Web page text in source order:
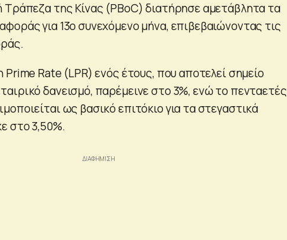
Τράπεζα της Κίνας (PBoC) διατήρησε αμετάβλητα τα
για 13ο συνεχόμενο μήνα, επιβεβαιώνοντας τις
Prime Rate (LPR) ενός έτους, που αποτελεί σημείο
δανεισμό, παρέμεινε στο 3%, ενώ το πενταετές
ως βασικό επιτόκιο για τα στεγαστικά
στο 3,50%.